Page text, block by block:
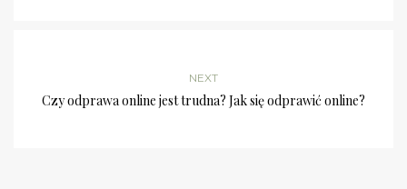
NEXT
Czy odprawa online jest trudna? Jak się odprawić online?